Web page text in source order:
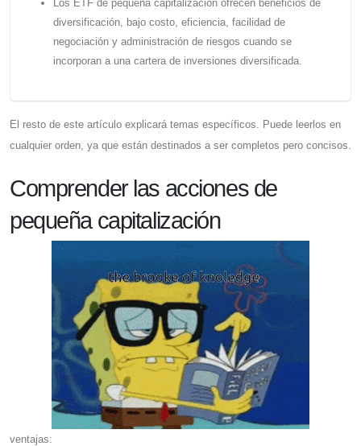
Los ETF de pequeña capitalización ofrecen beneficios de
diversificación, bajo costo, eficiencia, facilidad de
negociación y administración de riesgos cuando se
incorporan a una cartera de inversiones diversificada.
El resto de este artículo explicará temas específicos. Puede leerlos en
cualquier orden, ya que están destinados a ser completos pero concisos.
Comprender las acciones de
pequeña capitalización
ventajas: